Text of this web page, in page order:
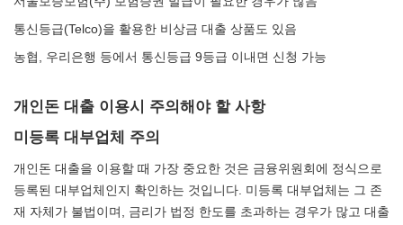
통신등급(Telco)을 활용한 비상금 대출 상품도 있음
농협, 우리은행 등에서 통신등급 9등급 이내면 신청 가능
개인돈 대출 이용시 주의해야 할 사항
미등록 대부업체 주의
개인돈 대출을 이용할 때 가장 중요한 것은 금융위원회에 정식으로
등록된 대부업체인지 확인하는 것입니다. 미등록 대부업체는 그 존
재 자체가 불법이며, 금리가 법정 한도를 초과하는 경우가 많고 대출